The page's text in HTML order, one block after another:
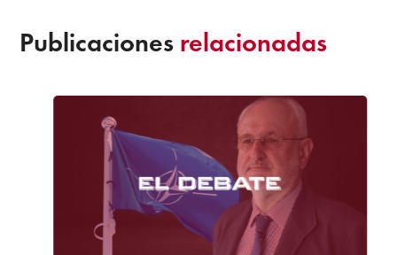
Publicaciones relacionadas